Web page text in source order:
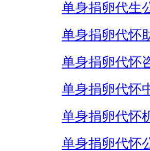
单身捐卵代生
单身捐卵代怀
单身捐卵代怀
单身捐卵代怀
单身捐卵代怀
单身捐卵代怀